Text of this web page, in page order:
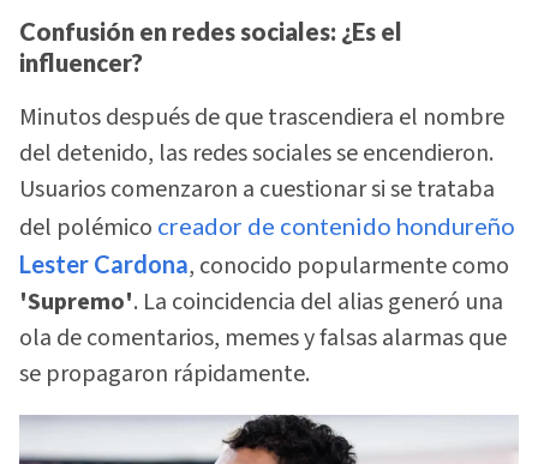
Confusión en redes sociales: ¿Es el
influencer?
Minutos después de que trascendiera el nombre
del detenido, las redes sociales se encendieron.
Usuarios comenzaron a cuestionar si se trataba
del polémico creador de contenido hondureño
Lester Cardona, conocido popularmente como
'Supremo'. La coincidencia del alias generó una
ola de comentarios, memes y falsas alarmas que
se propagaron rápidamente.